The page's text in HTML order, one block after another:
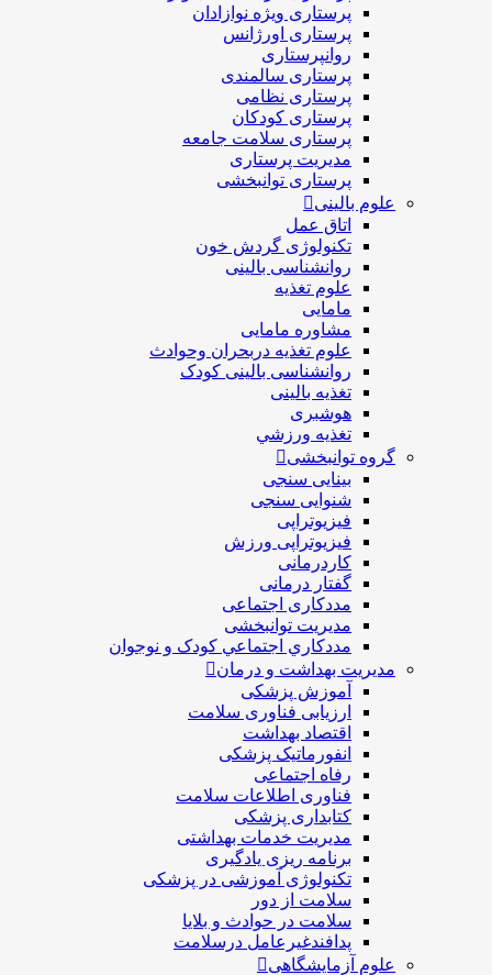
پرستاری ويژه نوازادان
پرستاری اورژانس
روانپرستاری
پرستاری سالمندی
پرستاری نظامی
پرستاری کودکان
پرستاری سلامت جامعه
مدیریت پرستاری
پرستاری توانبخشی
علوم بالینی
اتاق عمل
تکنولوژی گردش خون
روانشناسی بالینی
علوم تغذیه
مامایی
مشاوره مامایی
علوم تغذیه دربحران وحوادث
روانشناسی بالینی کودک
تغذیه بالینی
هوشبری
تغذيه ورزشي
گروه توانبخشی
بینایی سنجی
شنوایی سنجی
فیزیوتراپی
فیزیوتراپی ورزش
کاردرمانی
گفتار درمانی
مددکاری اجتماعی
مديريت توانبخشی
مددکاري اجتماعي کودک و نوجوان
مدیریت بهداشت و درمان
آموزش پزشکی
ارزیابی فناوری سلامت
اقتصاد بهداشت
انفورماتیک پزشکی
رفاه اجتماعی
فناوری اطلاعات سلامت
کتابداری پزشکی
مديريت خدمات بهداشتی
برنامه ریزی یادگیری
تکنولوژی آموزشی در پزشکی
سلامت از دور
سلامت در حوادث و بلایا
پدافندغیرعامل درسلامت
علوم آزمایشگاهی